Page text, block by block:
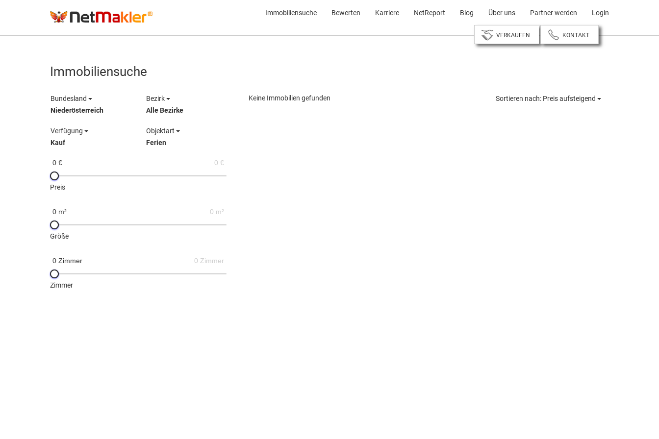
Immobiliensuche Bewerten Karriere NetReport Blog Über uns Partner werden Login
VERKAUFEN KONTAKT
Immobiliensuche
Bundesland
Niederösterreich
Bezirk
Alle Bezirke
Verfügung
Kauf
Objektart
Ferien
0 €
0 €
Preis
0 m²
0 m²
Größe
0 Zimmer
0 Zimmer
Zimmer
Keine Immobilien gefunden Sortieren nach: Preis aufsteigend